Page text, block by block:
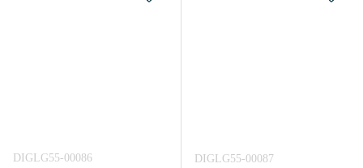
DIGLG55-00086 DIGLG55-00087